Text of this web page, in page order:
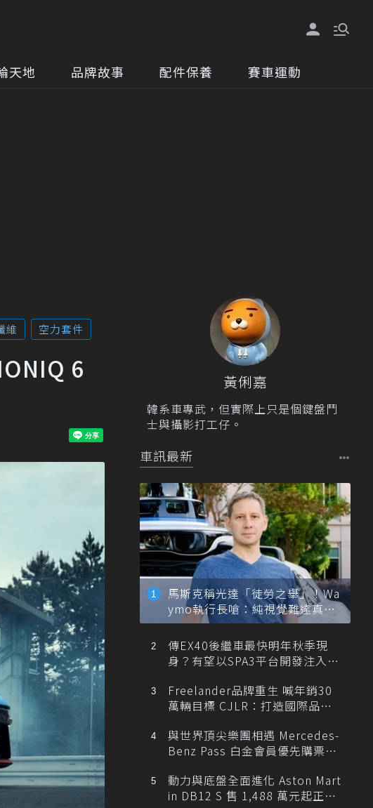
天地 品牌故事 配件保養 賽車運動
維 空力套件
6
黃俐嘉
韓系車專武，但實際上只是個鍵盤鬥
士與攝影打工仔。
車訊最新
馬斯克稱光達「徒勞之舉」！Wa
ymo執行長嗆：純視覺難達真正
自動駕駛
傳EX40後繼車最快明年秋季現
身？有望以SPA3平台開發注入80
Freelander品牌重生 喊年銷30
萬輛目標 CJLR：打造國際品牌
與世界頂尖樂團相遇 Mercedes-
Benz Pass 白金會員優先購票維
動力與底盤全面進化 Aston Mart
in DB12 S 售 1,488 萬元起正式